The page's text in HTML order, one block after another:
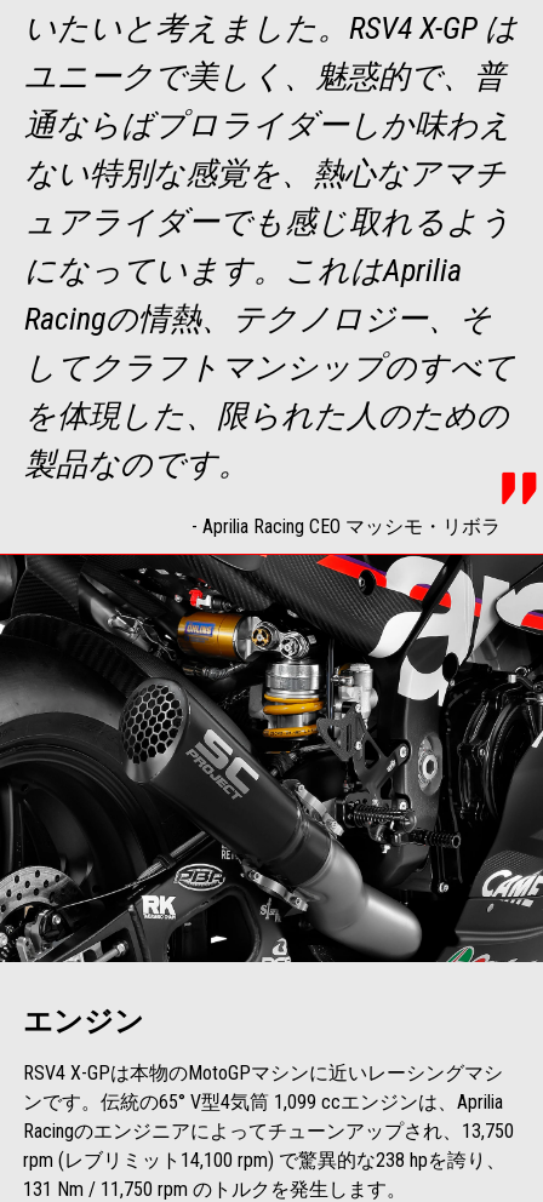
いたいと考えました。RSV4 X-GP は
ユニークで美しく、魅惑的で、普
通ならばプロライダーしか味わえ
ない特別な感覚を、熱心なアマチ
ュアライダーでも感じ取れるよう
になっています。これはAprilia
Racingの情熱、テクノロジー、そ
してクラフトマンシップのすべて
を体現した、限られた人のための
製品なのです。
- Aprilia Racing CEO マッシモ・リボラ
エンジン
RSV4 X-GPは本物のMotoGPマシンに近いレーシングマシ
ンです。伝統の65° V型4気筒 1,099 ccエンジンは、Aprilia
Racingのエンジニアによってチューンアップされ、13,750
rpm (レブリミット14,100 rpm) で驚異的な238 hpを誇り、
131 Nm / 11,750 rpm のトルクを発生します。